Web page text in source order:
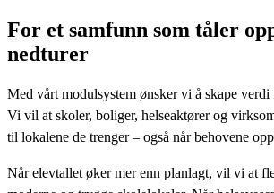
For et samfunn som tåler
nedturer
Med vårt modulsystem ønsker vi å skape verdi
Vi vil at skoler, boliger, helseaktører og
til lokalene de trenger – også når behovene
Når elevtallet øker mer enn planlagt, vil vi at